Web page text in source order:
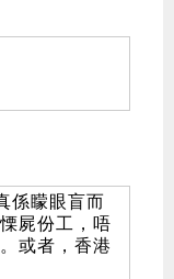
係矇眼盲而
屍份工，唔
或者，香港